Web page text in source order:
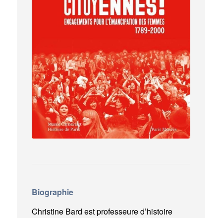
Biographie
Christine Bard est professeure d’histoire